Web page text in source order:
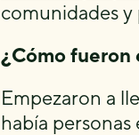
comunidades y
¿Cómo fueron
Empezaron a
había personas